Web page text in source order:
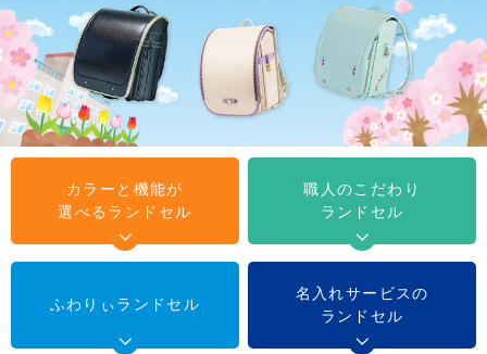
カラーと機能が
選べるランドセル
職人のこだわり
ランドセル
ふわりぃランドセル
名入れサービスの
ランドセル